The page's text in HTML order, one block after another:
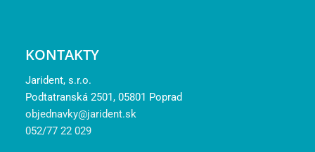
KONTAKTY
Jarident, s.r.o.
Podtatranská 2501, 05801 Poprad
objednavky@jarident.sk
052/77 22 029